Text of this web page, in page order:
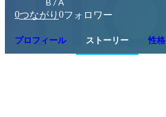
B / A
0つながり 0フォロワー
プロフィール ストーリー 性格